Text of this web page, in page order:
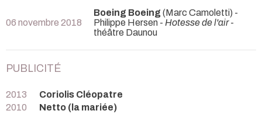
06 novembre 2018
Boeing Boeing (Marc Camoletti) -
Philippe Hersen - Hotesse de l'air-
théâtre Daunou
PUBLICITÉ
2013
Coriolis Cléopatre
2010
Netto (la mariée)